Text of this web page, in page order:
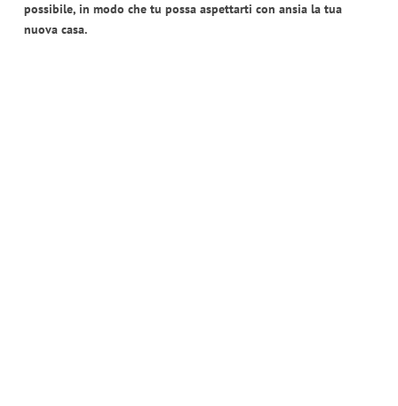
possibile, in modo che tu possa aspettarti con ansia la tua
nuova casa.